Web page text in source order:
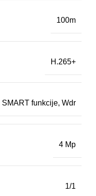
100m
H.265+
SMART funkcije, Wdr
4 Mp
1/1